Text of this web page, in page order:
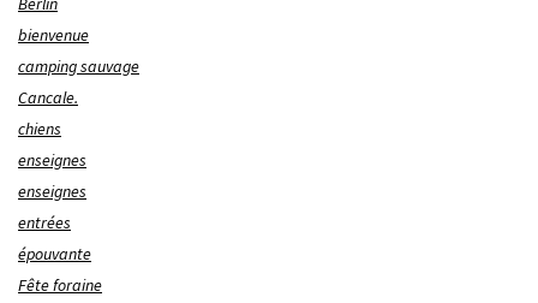
bienvenue
camping sauvage
Cancale.
chiens
enseignes
enseignes
entrées
épouvante
Fête foraine